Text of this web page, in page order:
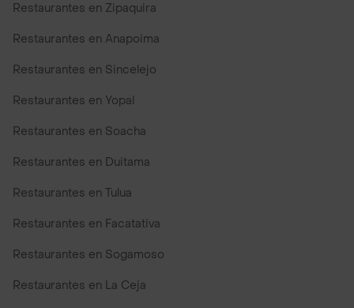
Restaurantes en Zipaquira
Restaurantes en Anapoima
Restaurantes en Sincelejo
Restaurantes en Yopal
Restaurantes en Soacha
Restaurantes en Duitama
Restaurantes en Tulua
Restaurantes en Facatativa
Restaurantes en Sogamoso
Restaurantes en La Ceja